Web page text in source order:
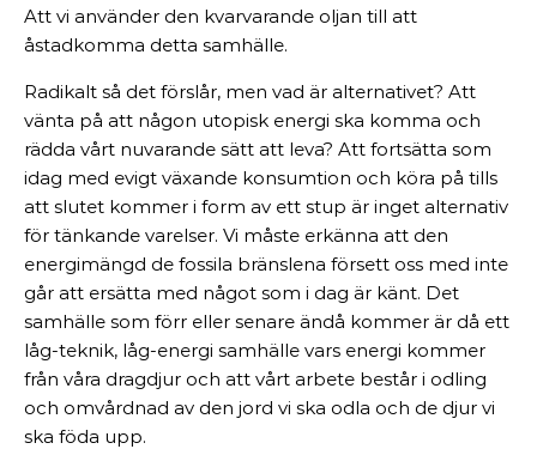
Att vi använder den kvarvarande oljan till att
åstadkomma detta samhälle.
Radikalt så det förslår, men vad är alternativet? Att
vänta på att någon utopisk energi ska komma och
rädda vårt nuvarande sätt att leva? Att fortsätta som
idag med evigt växande konsumtion och köra på tills
att slutet kommer i form av ett stup är inget alternativ
för tänkande varelser. Vi måste erkänna att den
energimängd de fossila bränslena försett oss med inte
går att ersätta med något som i dag är känt. Det
samhälle som förr eller senare ändå kommer är då ett
låg-teknik, låg-energi samhälle vars energi kommer
från våra dragdjur och att vårt arbete består i odling
och omvårdnad av den jord vi ska odla och de djur vi
ska föda upp.